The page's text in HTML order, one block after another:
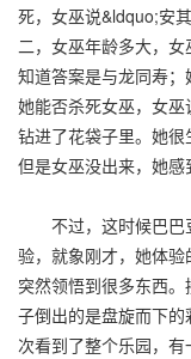
死，女巫说&ldquo;安
二，女巫年龄多大，
知道答案是与龙同寿；
她能否杀死女巫，女
钻进了花袋子里。她很
但是女巫没出来，她感
不过，这时候巴巴
验，就象刚才，她体
突然领悟到很多东西
子倒出的是盘旋而下
次看到了整个乐园，